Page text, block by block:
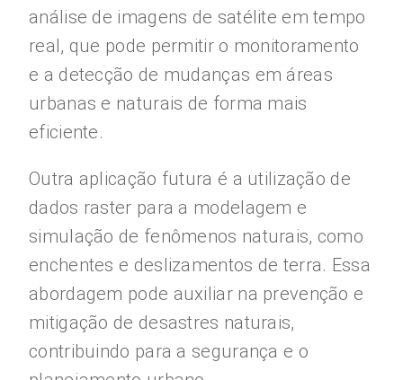
análise de imagens de satélite em tempo
real, que pode permitir o monitoramento
e a detecção de mudanças em áreas
urbanas e naturais de forma mais
eficiente.
Outra aplicação futura é a utilização de
dados raster para a modelagem e
simulação de fenômenos naturais, como
enchentes e deslizamentos de terra. Essa
abordagem pode auxiliar na prevenção e
mitigação de desastres naturais,
contribuindo para a segurança e o